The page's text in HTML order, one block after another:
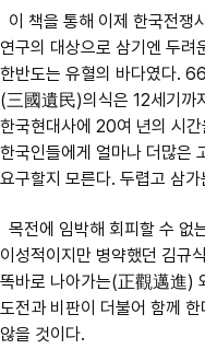
이 책을 통해 이제 한국전쟁
연구의 대상으로 삼기엔 두
한반도는 유혈의 바다였다.
(三國遺民)의식은 12세기까
한국현대사에 20여 년의 시
한국인들에게 얼마나 더많은
요구할지 모른다. 두렵고 삼
목전에 임박해 회피할 수 없
이성적이지만 병약했던 김규
똑바로 나아가는(正觀邁進)
도전과 비판이 더불어 함께
않을 것이다.